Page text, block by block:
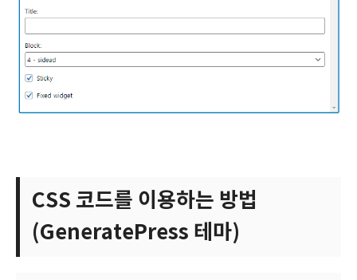
CSS 코드를 이용하는 방법
(GeneratePress 테마)